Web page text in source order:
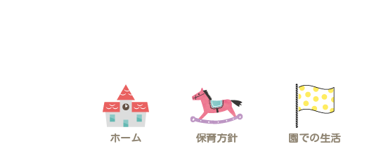
ホーム 保育方針 園での生活